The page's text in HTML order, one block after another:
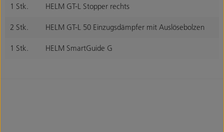
1 Stk. HELM GT-L Stopper rechts
2 Stk. HELM GT-L 50 Einzugsdämpfer mit Auslösebolzen
1 Stk. HELM SmartGuide G